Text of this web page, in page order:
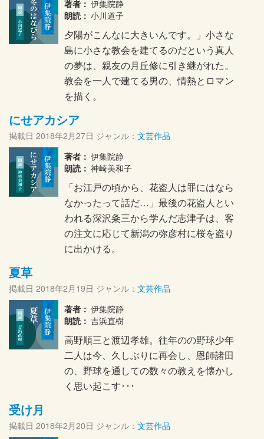
著者： 伊集院静
朗読： 小川道子
夕陽がこんなに大きいんです。」小さな
島に小さな教会を建てるのだという真人
の夢は、親友の月丘修に引き継がれた。
教会を一人で建てる男の、情熱とロマン
を描く。
にせアカシア
掲載日 2018年2月27日 ジャンル： 文芸作品
著者： 伊集院静
朗読： 神崎美和子
「お江戸の頃から、花盗人は罪にはなら
なかったって話だ…」最後の花盗人とい
われる深沢粂三から学んだ志津子は、客
の注文に応じて新潟の弥彦村に桜を盗り
に出かける。
夏草
掲載日 2018年2月19日 ジャンル： 文芸作品
著者： 伊集院静
朗読： 吉浜直樹
高野順三と渡辺孝雄。往年のの野球少年
二人は今、久しぶりに再会し、恩師諸田
の、野球を通しての数々の教えを懐かし
く思い起こす･･･
受け月
掲載日 2018年2月20日 ジャンル： 文芸作品